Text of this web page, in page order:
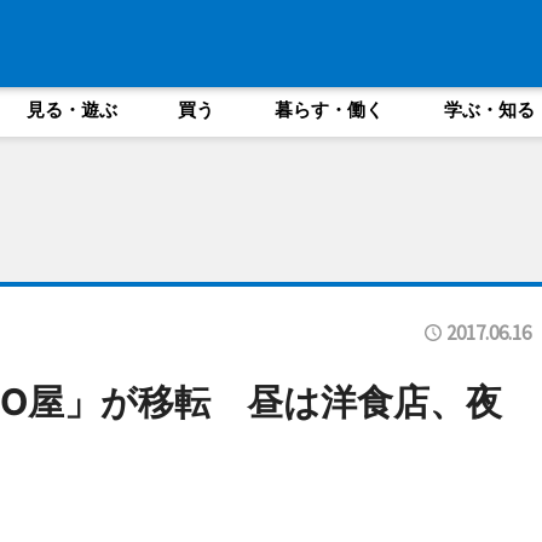
見る・遊ぶ 買う 暮らす・働く 学ぶ・知る
2017.06.16
屋」が移転 昼は洋食店、夜